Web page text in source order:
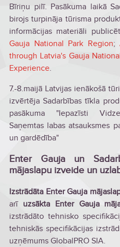
Bīriņu pilī. Pasākuma laikā
birojs turpināja tūrisma
informācijas materiāli
Gauja National Park Region;
through Latvia's Gauja
Experience.
7.-8.maijā Latvijas ienākošā
izvērtēja Sadarbības tīkla
pasākuma "Iepazīsti
Saņemtas labas atsauksmes
un gardēdība"
Enter Gauja un
mājaslapu izveide un
Izstrādāta Enter Gauja
arī uzsākta Enter Gauja
izstrādāto tehnisko
tehniskās specifikācijas
uzņēmums GlobalPRO SIA.